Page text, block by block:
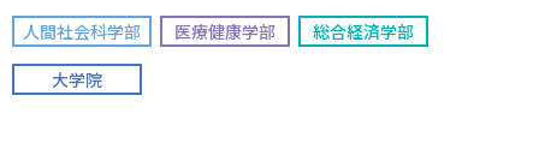
人間社会科学部 医療健康学部
総合経済学部
大学院